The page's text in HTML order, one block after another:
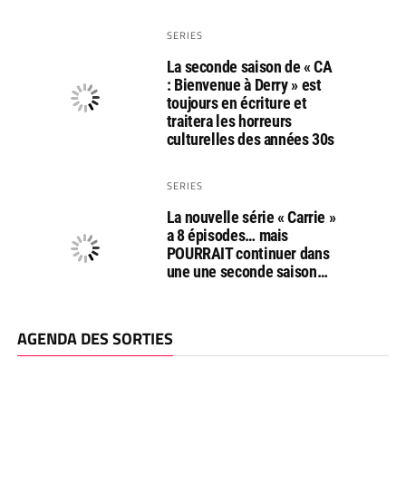
SERIES
La seconde saison de « CA
: Bienvenue à Derry » est
toujours en écriture et
traitera les horreurs
culturelles des années 30s
SERIES
La nouvelle série « Carrie »
a 8 épisodes… mais
POURRAIT continuer dans
une une seconde saison…
AGENDA DES SORTIES